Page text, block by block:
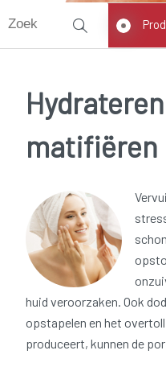
matifiëren
huid veroorzaken. Ook
opstapelen en het
produceert, kunnen de